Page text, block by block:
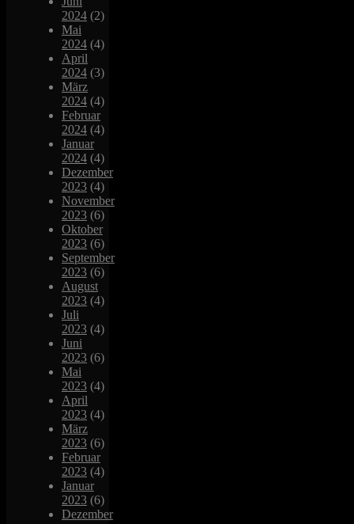
2024 (2)
Mai
2024 (4)
April
2024 (3)
März
2024 (4)
Februar
2024 (4)
Januar
2024 (4)
Dezember
2023 (4)
November
2023 (6)
Oktober
2023 (6)
September
2023 (6)
August
2023 (4)
Juli
2023 (4)
Juni
2023 (6)
Mai
2023 (4)
April
2023 (4)
März
2023 (6)
Februar
2023 (4)
Januar
2023 (6)
Dezember